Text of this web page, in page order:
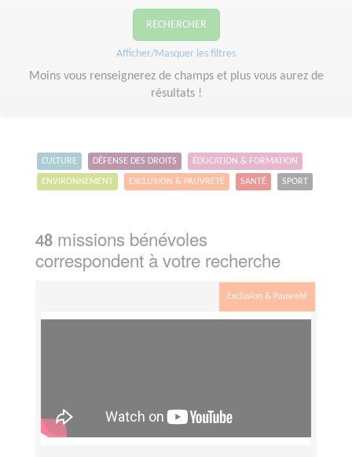
RECHERCHER
Afficher/Masquer les filtres
Moins vous renseignerez de champs et plus vous aurez de
résultats !
CULTURE DÉFENSE DES DROITS ÉDUCATION & FORMATION
ENVIRONNEMENT EXCLUSION & PAUVRETÉ SANTÉ SPORT
48 missions bénévoles
correspondent à votre recherche
Exclusion & Pauvreté